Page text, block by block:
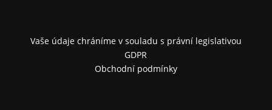
Vaše údaje chráníme v souladu s právní legislativou
GDPR
Obchodní podmínky